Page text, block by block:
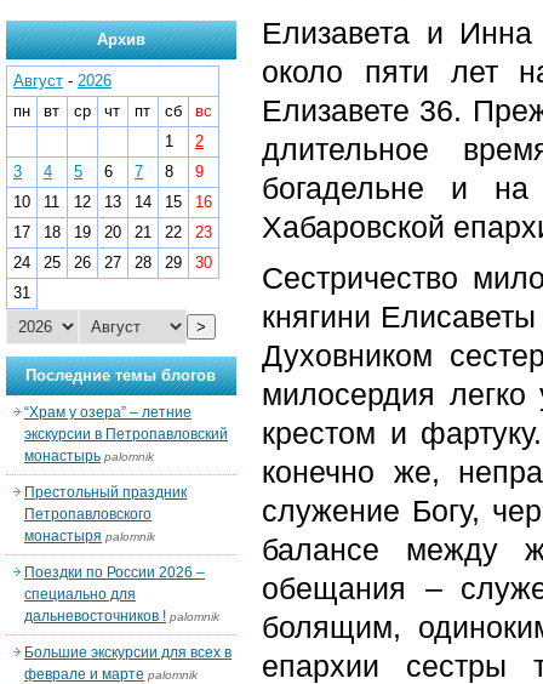
Елизавета и Инна
около пяти лет
Елизавете 36.
длительное
богадельне и на
Хабаровской
Сестричество
княгини
Духовником
милосердия
крестом и
конечно же,
служение Богу,
балансе между
обещания –
болящим,
епархии сестры
Архив
Август - 2026
пн
вт ср чт пт сб
вс
1
2
3
4 5 6 7 8
9
10
11 12 13 14 15
16
17
18 19 20 21 22
23
24
25 26 27 28 29
30
31
>
Последние темы блогов
“Храм у озера” – летние
экскурсии в Петропавловский
монастырь palomnik
Престольный праздник
Петропавловского
монастыря palomnik
Поездки по России 2026 –
специально для
дальневосточников ! palomnik
Большие экскурсии для всех в
феврале и марте palomnik